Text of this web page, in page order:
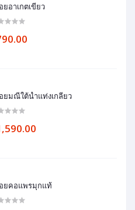
ยอาเกตเขียว
ยมณีใต้น้ำแท่งเกลียว
ยคอแพรมุกแท้